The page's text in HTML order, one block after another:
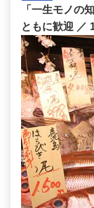
「一生モノの
ともに歓迎 ／